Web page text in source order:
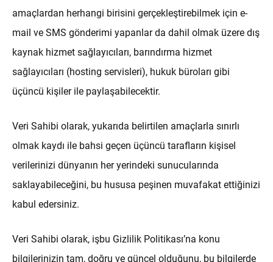
amaçlardan herhangi birisini gerçekleştirebilmek için e-
mail ve SMS gönderimi yapanlar da dahil olmak üzere dış
kaynak hizmet sağlayıcıları, barındırma hizmet
sağlayıcıları (hosting servisleri), hukuk büroları gibi
üçüncü kişiler ile paylaşabilecektir.
Veri Sahibi olarak, yukarıda belirtilen amaçlarla sınırlı
olmak kaydı ile bahsi geçen üçüncü tarafların kişisel
verilerinizi dünyanın her yerindeki sunucularında
saklayabileceğini, bu hususa peşinen muvafakat ettiğinizi
kabul edersiniz.
Veri Sahibi olarak, işbu Gizlilik Politikası’na konu
bilgilerinizin tam, doğru ve güncel olduğunu, bu bilgilerde